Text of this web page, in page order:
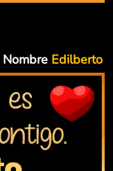
Edilberto